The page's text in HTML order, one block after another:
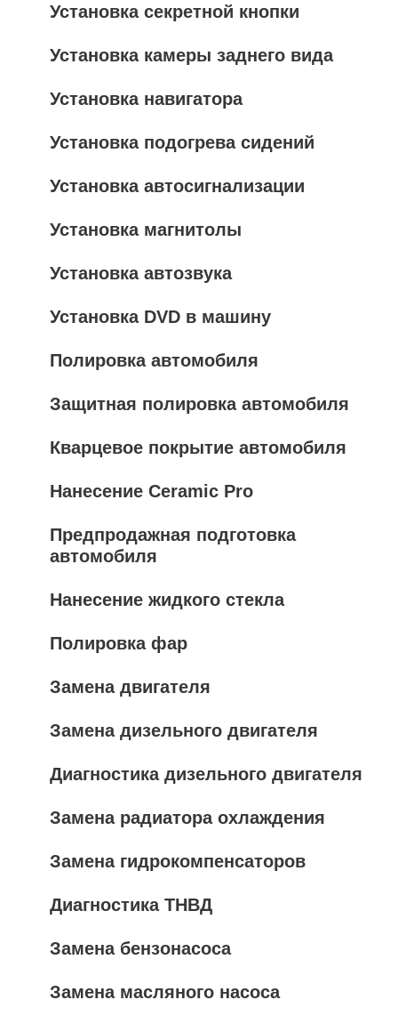
Установка секретной кнопки
Установка камеры заднего вида
Установка навигатора
Установка подогрева сидений
Установка автосигнализации
Установка магнитолы
Установка автозвука
Установка DVD в машину
Полировка автомобиля
Защитная полировка автомобиля
Кварцевое покрытие автомобиля
Нанесение Ceramic Pro
Предпродажная подготовка
автомобиля
Нанесение жидкого стекла
Полировка фар
Замена двигателя
Замена дизельного двигателя
Диагностика дизельного двигателя
Замена радиатора охлаждения
Замена гидрокомпенсаторов
Диагностика ТНВД
Замена бензонасоса
Замена масляного насоса